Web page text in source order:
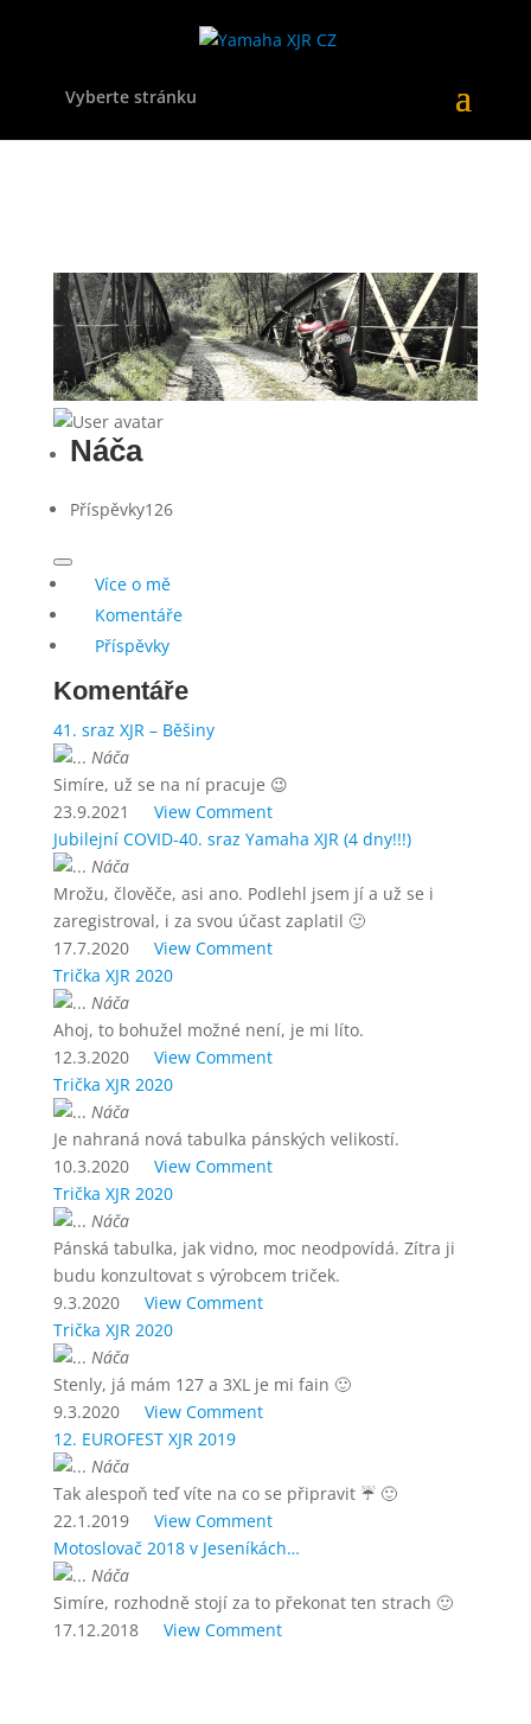
Vyberte stránku
Náča
Příspěvky126
Více o mě
Komentáře
Příspěvky
Komentáře
41. sraz XJR – Běšiny
Náča
Simíre, už se na ní pracuje 😉
23.9.2021
View Comment
Jubilejní COVID-40. sraz Yamaha XJR (4 dny!!!)
Náča
Mrožu, člověče, asi ano. Podlehl jsem jí a už se i
zaregistroval, i za svou účast zaplatil 🙂
17.7.2020
View Comment
Trička XJR 2020
Náča
Ahoj, to bohužel možné není, je mi líto.
12.3.2020
View Comment
Trička XJR 2020
Náča
Je nahraná nová tabulka pánských velikostí.
10.3.2020
View Comment
Trička XJR 2020
Náča
Pánská tabulka, jak vidno, moc neodpovídá. Zítra ji
budu konzultovat s výrobcem triček.
9.3.2020
View Comment
Trička XJR 2020
Náča
Stenly, já mám 127 a 3XL je mi fain 🙂
9.3.2020
View Comment
12. EUROFEST XJR 2019
Náča
Tak alespoň teď víte na co se připravit ☔ 🙂
22.1.2019
View Comment
Motoslovač 2018 v Jeseníkách…
Náča
Simíre, rozhodně stojí za to překonat ten strach 🙂
17.12.2018
View Comment